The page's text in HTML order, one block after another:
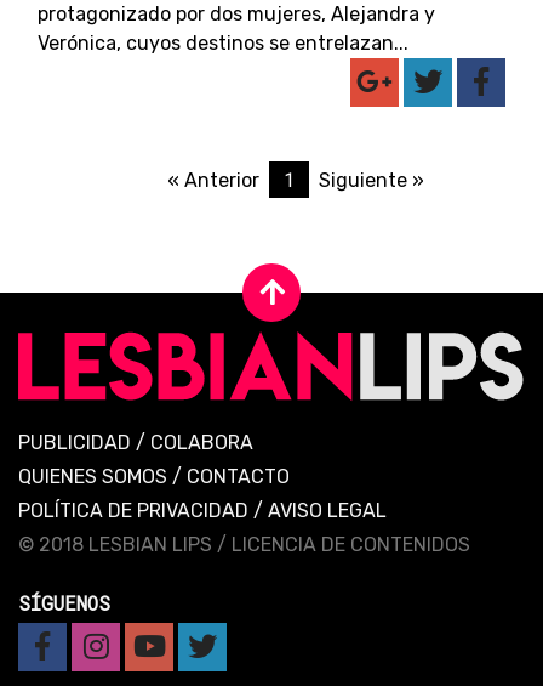
protagonizado por dos mujeres, Alejandra y
Verónica, cuyos destinos se entrelazan...
« Anterior 1 Siguiente »
PUBLICIDAD / COLABORA
QUIENES SOMOS / CONTACTO
POLÍTICA DE PRIVACIDAD / AVISO LEGAL
© 2018 LESBIAN LIPS / LICENCIA DE CONTENIDOS
SÍGUENOS